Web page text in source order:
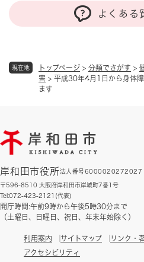
現在地 トップページ > 分類でさがす >
害 > 平成30年4月1日から身体
ます
よくある
岸和田市役所法人番号6000020272027
〒596-8510 大阪府岸和田市岸城町7番1号
Tel:072-423-2121(代表)
開庁時間:午前9時から午後5時30分まで
（土曜日、日曜日、祝日、年末年始除く）
利用案内 サイトマップ リンク・
アクセシビリティ